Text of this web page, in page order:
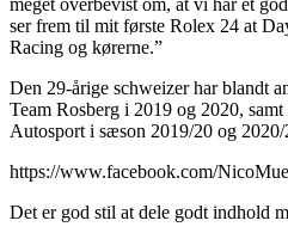
meget overbevist om, at vi har et
ser frem til mit første Rolex 24 at
Racing og kørerne.”
Den 29-årige schweizer har blandt
Team Rosberg i 2019 og 2020,
Autosport i sæson 2019/20 og 2020/
https://www.facebook.com/
Det er god stil at dele godt indhold